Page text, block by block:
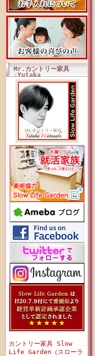
Mr.カントリー家具
☆Yutaka
カントリー家具 Slow
Life Garden（スローラ